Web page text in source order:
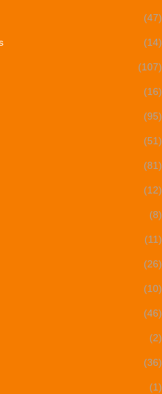
(47)
(14)
(107)
(16)
(95)
(51)
(81)
(12)
(8)
(11)
(26)
(10)
(46)
(2)
(36)
(1)